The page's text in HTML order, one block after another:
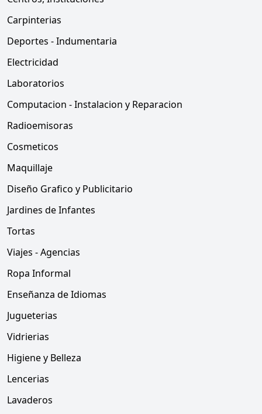
Carpinterias
Deportes - Indumentaria
Electricidad
Laboratorios
Computacion - Instalacion y Reparacion
Radioemisoras
Cosmeticos
Maquillaje
Diseño Grafico y Publicitario
Jardines de Infantes
Tortas
Viajes - Agencias
Ropa Informal
Enseñanza de Idiomas
Jugueterias
Vidrierias
Higiene y Belleza
Lencerias
Lavaderos